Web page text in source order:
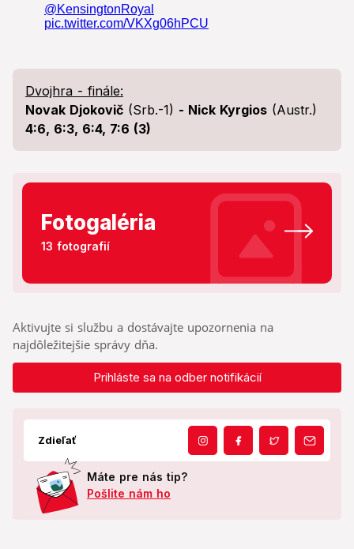
Dvojhra - finále:
Novak Djokovič (Srb.-1) - Nick Kyrgios (Austr.)
4:6, 6:3, 6:4, 7:6 (3)
Fotogaléria
13 fotografií
Aktivujte si službu a dostávajte upozornenia na
najdôležitejšie správy dňa.
Prihláste sa na odber notifikácií
Zdieľať
Máte pre nás tip?
Pošlite nám ho